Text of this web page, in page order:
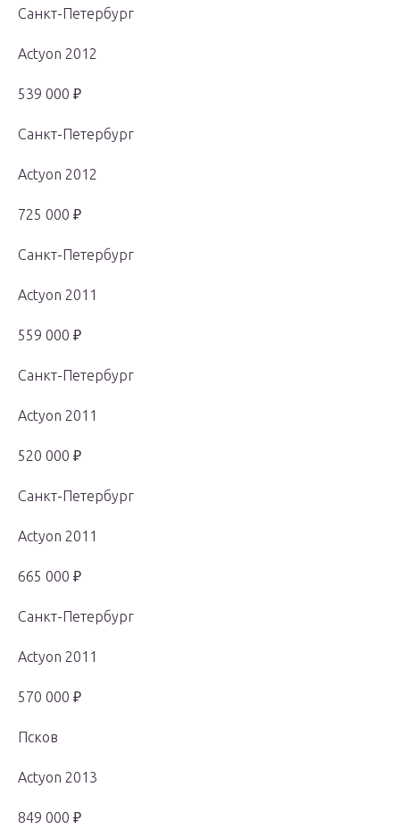
Санкт-Петербург
Actyon 2012
539 000 ₽
Санкт-Петербург
Actyon 2012
725 000 ₽
Санкт-Петербург
Actyon 2011
559 000 ₽
Санкт-Петербург
Actyon 2011
520 000 ₽
Санкт-Петербург
Actyon 2011
665 000 ₽
Санкт-Петербург
Actyon 2011
570 000 ₽
Псков
Actyon 2013
849 000 ₽